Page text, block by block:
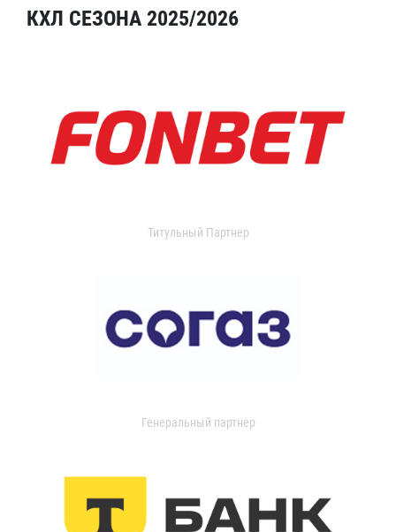
КХЛ СЕЗОНА 2025/2026
Титульный Партнер
Генеральный партнер